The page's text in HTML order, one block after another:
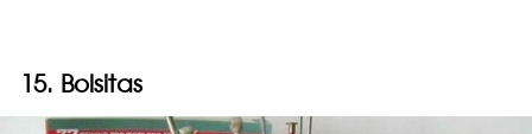
15. Bolsitas